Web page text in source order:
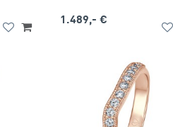
1.489,- €